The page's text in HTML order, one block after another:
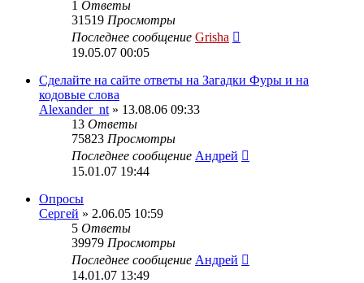
1 Ответы
31519 Просмотры
Последнее сообщение Grisha
19.05.07 00:05
Сделайте на сайте ответы на Загадки Фуры и на
кодовые слова
Alexander_nt » 13.08.06 09:33
13 Ответы
75823 Просмотры
Последнее сообщение Андрей
15.01.07 19:44
Опросы
Сергей » 2.06.05 10:59
5 Ответы
39979 Просмотры
Последнее сообщение Андрей
14.01.07 13:49